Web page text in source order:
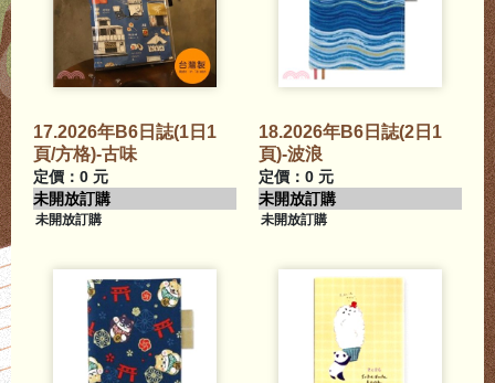
17.2026年B6日誌(1日1
頁/方格)-古味
定價：0 元
未開放訂購
未開放訂購
18.2026年B6日誌(2日1
頁)-波浪
定價：0 元
未開放訂購
未開放訂購